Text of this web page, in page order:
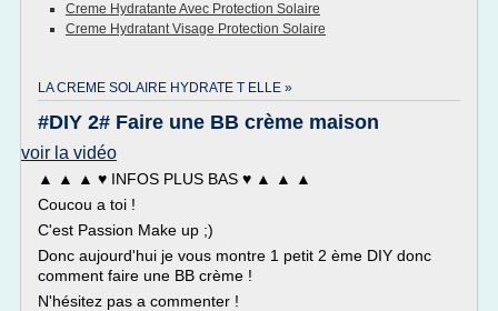
Creme Hydratante Avec Protection Solaire
Creme Hydratant Visage Protection Solaire
LA CREME SOLAIRE HYDRATE T ELLE »
#DIY 2# Faire une BB crème maison
voir la vidéo
▲ ▲ ▲ ♥ INFOS PLUS BAS ♥ ▲ ▲ ▲
Coucou a toi !
C'est Passion Make up ;)
Donc aujourd'hui je vous montre 1 petit 2 ème DIY donc
comment faire une BB crème !
N'hésitez pas a commenter !